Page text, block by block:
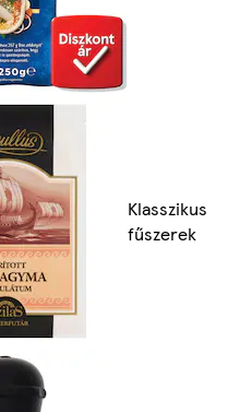
Klasszikus
fűszerek